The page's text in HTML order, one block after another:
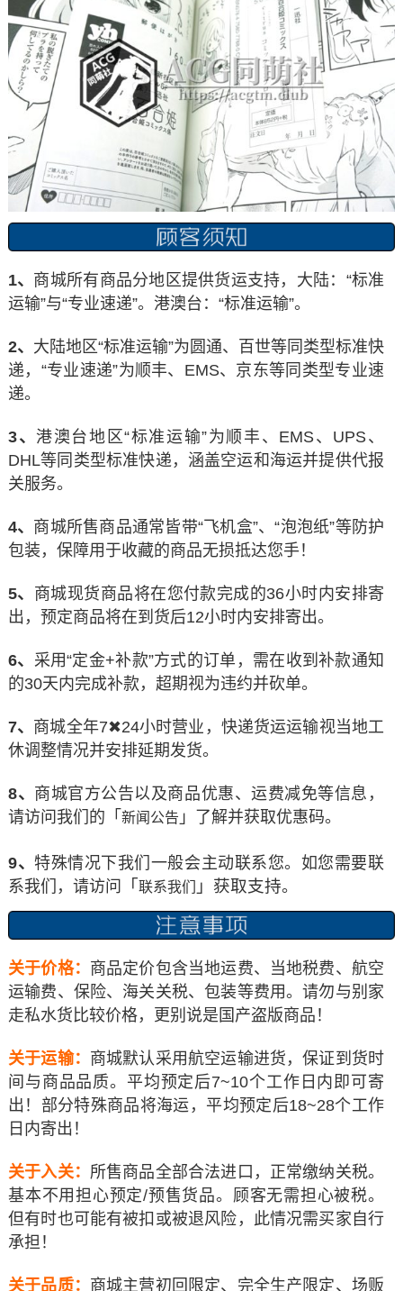
1、 商城所有商品分地区提供货运支持，大陆：“标准
运输”与“专业速递”。港澳台：“标准运输”。
2、 大陆地区“标准运输”为圆通、百世等同类型标准快
递，“专业速递”为顺丰、EMS、京东等同类型专业速
递。
3、港澳台地区“标准运输”为顺丰、EMS、UPS、
DHL等同类型标准快递，涵盖空运和海运并提供代报
关服务。
4、 商城所售商品通常皆带“飞机盒”、“泡泡纸”等防护
包装，保障用于收藏的商品无损抵达您手！
5、 商城现货商品将在您付款完成的36小时内安排寄
出，预定商品将在到货后12小时内安排寄出。
6、 采用“定金+补款”方式的订单，需在收到补款通知
的30天内完成补款，超期视为违约并砍单。
7、 商城全年7✖24小时营业，快递货运运输视当地工
休调整情况并安排延期发货。
8、 商城官方公告以及商品优惠、运费减免等信息，
请访问我们的「 新闻公告 」了解并获取优惠码。
9、特殊情况下我们一般会主动联系您。如您需要联
系我们，请访问
「 联系我们 」获取支持。
关于价格： 商品定价包含当地运费、当地税费、航空
运输费、保险、海关关税、包装等费用。请勿与别家
走私水货比较价格，更别说是国产盗版商品！
关于运输： 商城默认采用航空运输进货，保证到货时
间与商品品质。平均预定后7~10个工作日内即可寄
出！部分特殊商品将海运，平均预定后18~28个工作
日内寄出！
关于入关： 所售商品全部合法进口，正常缴纳关税。
基本不用担心预定/预售货品。顾客无需担心被税。
但有时也可能有被扣或被退风险，此情况需买家自行
承担！
关于品质： 商城主营初回限定、完全生产限定、场贩